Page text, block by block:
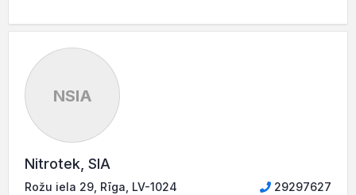
NSIA
Nitrotek, SIA
Rožu iela 29, Rīga, LV-1024 29297627